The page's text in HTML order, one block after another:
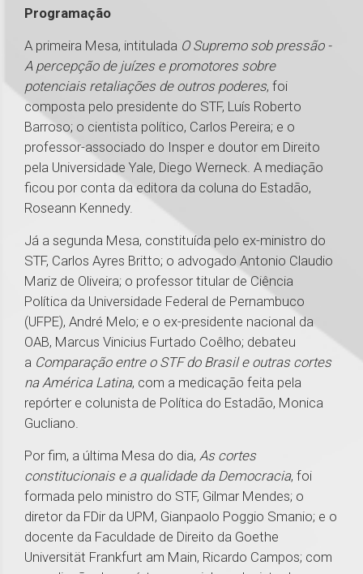
Programação
A primeira Mesa, intitulada O Supremo sob pressão -
A percepção de juízes e promotores sobre
potenciais retaliações de outros poderes, foi
composta pelo presidente do STF, Luís Roberto
Barroso; o cientista político, Carlos Pereira; e o
professor-associado do Insper e doutor em Direito
pela Universidade Yale, Diego Werneck. A mediação
ficou por conta da editora da coluna do Estadão,
Roseann Kennedy.
Já a segunda Mesa, constituída pelo ex-ministro do
STF, Carlos Ayres Britto; o advogado Antonio Claudio
Mariz de Oliveira; o professor titular de Ciência
Política da Universidade Federal de Pernambuco
(UFPE), André Melo; e o ex-presidente nacional da
OAB, Marcus Vinicius Furtado Coêlho; debateu
a Comparação entre o STF do Brasil e outras cortes
na América Latina, com a medicação feita pela
repórter e colunista de Política do Estadão, Monica
Gucliano.
Por fim, a última Mesa do dia, As cortes
constitucionais e a qualidade da Democracia, foi
formada pelo ministro do STF, Gilmar Mendes; o
diretor da FDir da UPM, Gianpaolo Poggio Smanio; e o
docente da Faculdade de Direito da Goethe
Universität Frankfurt am Main, Ricardo Campos; com